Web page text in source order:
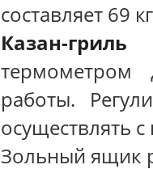
составляет 69
Казан-
термометром
работы.
осуществлять
Зольный ящик